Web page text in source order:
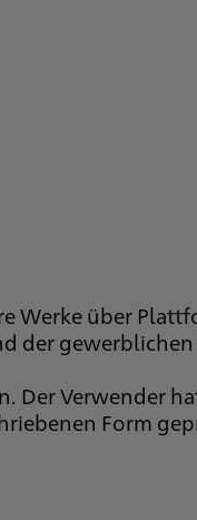
Werke über
der
Der Verwender
Form